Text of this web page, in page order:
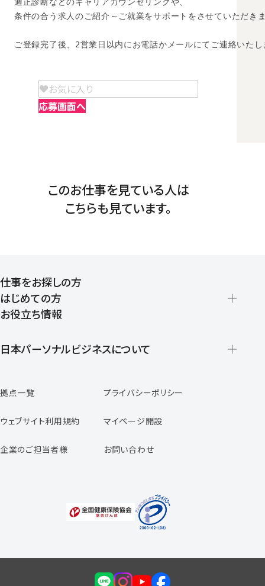
条件の合う求人のご紹介～ご就業をサポートをさせていただき
ご登録完了後、2営業日以内にお電話かメールにてご連絡いたし
お気に入り
応募画面へ
このお仕事を見ている人は
こちらも見ています。
仕事をお探しの方
はじめての方
登録から就業開始までの流れ
お役立ち情報
日本パーソナルビジネスについて
スタッフの声
専任コンサルタントの声
福利厚生のご案内
拠点一覧 プライバシーポリシー
ウェブサイト利用規約 マイページ開設
企業のご担当者様 お問い合わせ